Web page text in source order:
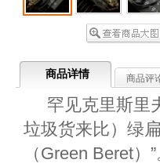
商品详情 商品评
罕见克里斯里
垃圾货来比）绿
（Green Beret